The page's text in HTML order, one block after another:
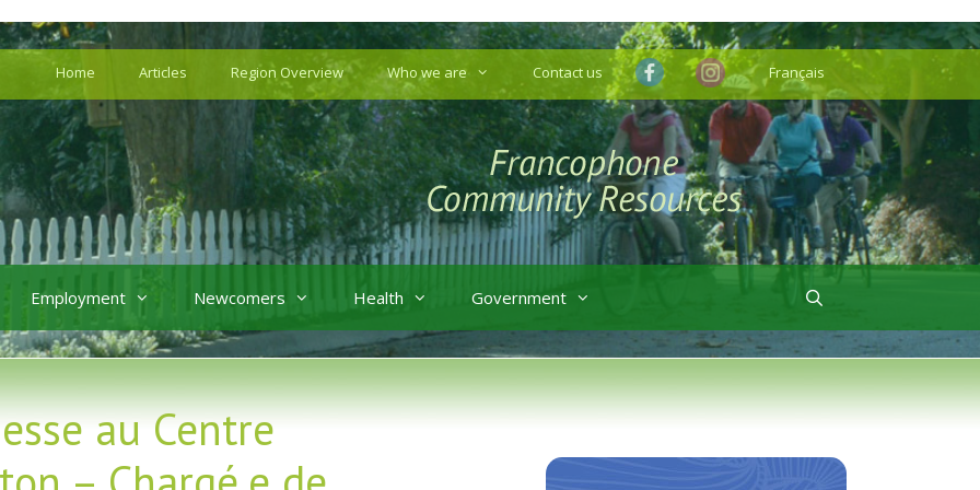
Home Articles Region Overview Who we are Contact us Français
Employment Newcomers Health Government
au Centre